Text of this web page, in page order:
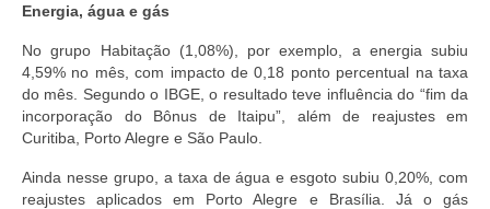
Energia, água e gás
No grupo Habitação (1,08%), por exemplo, a energia subiu
4,59% no mês, com impacto de 0,18 ponto percentual na taxa
do mês. Segundo o IBGE, o resultado teve influência do “fim da
incorporação do Bônus de Itaipu”, além de reajustes em
Curitiba, Porto Alegre e São Paulo.
Ainda nesse grupo, a taxa de água e esgoto subiu 0,20%, com
reajustes aplicados em Porto Alegre e Brasília. Já o gás